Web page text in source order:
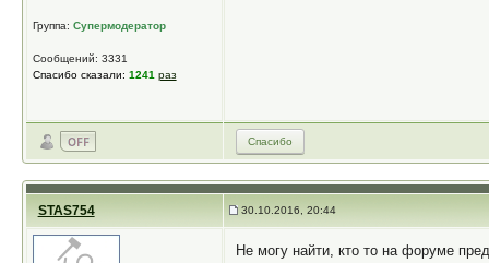
Группа: Супермодератор
Сообщений: 3331
Спасибо сказали: 1241 раз
Спасибо
STAS754 30.10.2016, 20:44
Не могу найти, кто то на форуме